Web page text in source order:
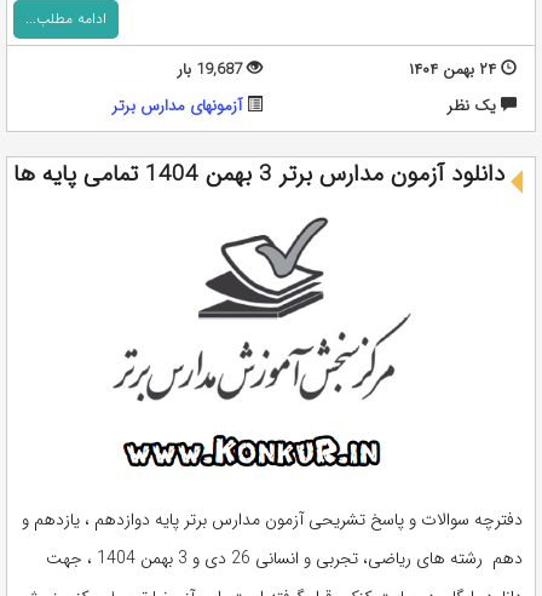
ادامه مطلب...
۲۴ بهمن ۱۴۰۴
19,687 بار
يک نظر
آزمونهای مدارس برتر
دانلود آزمون مدارس برتر 3 بهمن 1404 تمامی پایه ها
دفترچه سوالات و پاسخ تشریحی آزمون مدارس برتر پایه دوازدهم ، یازدهم و
دهم رشته های ریاضی، تجربی و انسانی 26 دی و 3 بهمن 1404 ، جهت